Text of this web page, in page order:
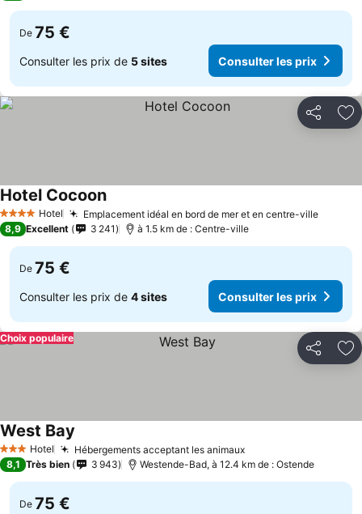
De 75 €
Consulter les prix de 5 sites Consulter les prix
Partager
4 Étoiles Hotel Emplacement idéal en bord de mer et en centre-ville
Hotel CocoonConsulter les prix
8,9 Excellent 3 241 à 1.5 km de : Centre-ville
De 75 €
Consulter les prix de 4 sites Consulter les prix
Partager
Choix populaire
3 ÉtoilesHotel Hébergements acceptant les animauxConsulter les prix
West Bay
8,1 Très bien 3 943 Westende-Bad, à 12.4 km de : Ostende
De 75 €